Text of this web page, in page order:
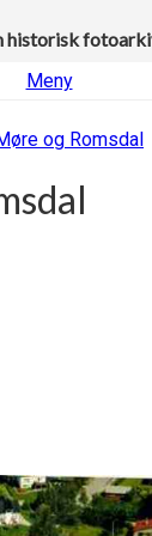
historisk
Meny
og Romsdal